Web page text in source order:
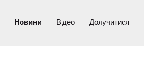
Новини Відео Долучитися